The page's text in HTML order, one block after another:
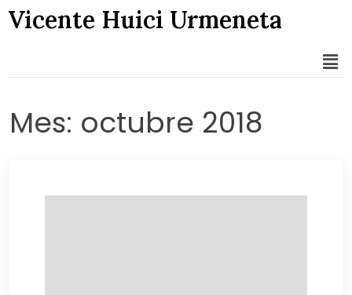
Vicente Huici Urmeneta
Mes: octubre 2018